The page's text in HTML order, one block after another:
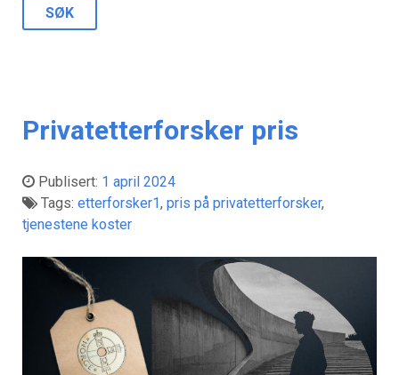
Privatetterforsker pris
Publisert: 1 april 2024
Tags: etterforsker1, pris på privatetterforsker,
tjenestene koster